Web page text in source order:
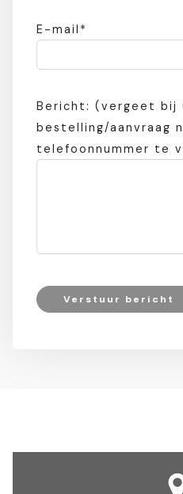
E-mail*
Bericht: (vergeet bij
bestelling/aanvraag
telefoonnummer te
Verstuur bericht